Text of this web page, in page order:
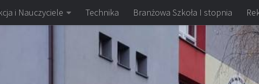
i Nauczyciele Technika Branżowa Szkoła I stopnia